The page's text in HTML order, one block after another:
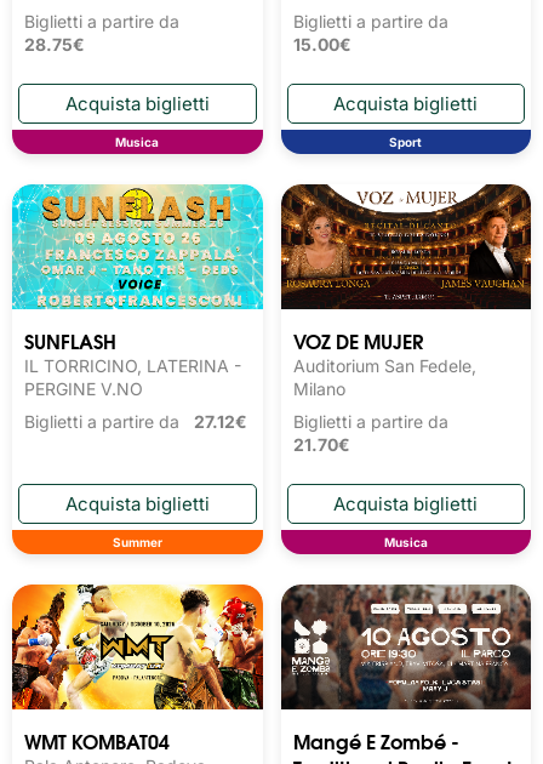
Biglietti a partire da
28.75€
Musica
Biglietti a partire da
15.00€
Sport
SUNFLASH
IL TORRICINO, LATERINA -
PERGINE V.NO
Biglietti a partire da 27.12€
Summer
VOZ DE MUJER
Auditorium San Fedele,
Milano
Biglietti a partire da
21.70€
Musica
WMT KOMBAT04
Mangé E Zombé -